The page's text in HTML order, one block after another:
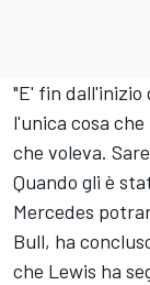
"E' fin dall'inizio
l'unica cosa
che voleva.
Quando gli è
Mercedes
Bull, ha
che Lewis ha